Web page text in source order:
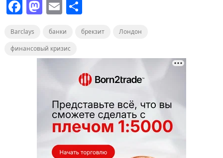
F
a
c
e
M
a
st
o
d
E
m
ai
l
О
п
р
а
в
и
т
ь
Barclays банки брекзит
Лондон
финансовый кризис